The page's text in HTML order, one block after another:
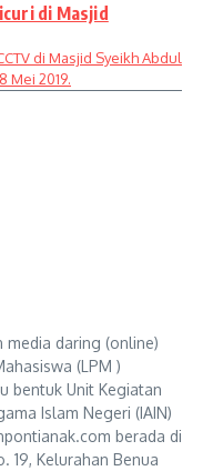
di Masjid
daring (online)
(LPM )
bentuk Unit Kegiatan
Islam Negeri (IAIN)
berada di
19, Kelurahan Benua